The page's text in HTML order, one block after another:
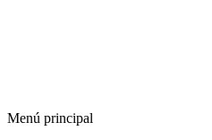
Menú principal